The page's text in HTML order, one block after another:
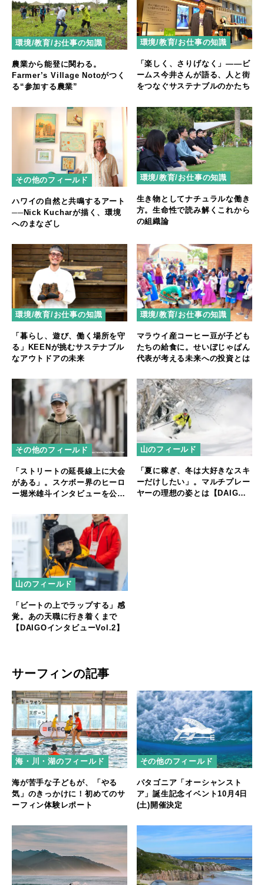
環境/教育/お仕事の知識
農業から能登に関わる。
Farmer’s Village Notoがつく
る“参加する農業”
環境/教育/お仕事の知識
「楽しく、さりげなく」——ビ
ームス今井さんが語る、人と街
をつなぐサステナブルのかたち
その他のフィールド
ハワイの自然と共鳴するアート
──Nick Kucharが描く、環境
へのまなざし
環境/教育/お仕事の知識
生き物としてナチュラルな働き
方。生命性で読み解くこれから
の組織論
環境/教育/お仕事の知識
「暮らし、遊び、働く場所を守
る」KEENが挑むサステナブル
なアウトドアの未来
環境/教育/お仕事の知識
マラウイ産コーヒー豆が子ども
たちの給食に。せいぼじゃぱん
代表が考える未来への投資とは
その他のフィールド
「ストリートの延長線上に大会
がある」。スケボー界のヒーロ
ー堀米雄斗インタビューを公
山のフィールド
「夏に稼ぎ、冬は大好きなスキ
ーだけしたい」。マルチプレー
ヤーの理想の姿とは【DAIGO
山のフィールド
「ビートの上でラップする」感
覚。あの天職に行き着くまで
【DAIGOインタビューVol.2】
サーフィンの記事
海・川・湖のフィールド
海が苦手な子どもが、「やる
気」のきっかけに！初めてのサ
ーフィン体験レポート
その他のフィールド
パタゴニア「オーシャンスト
ア」誕生記念イベント10月4日
(土)開催決定